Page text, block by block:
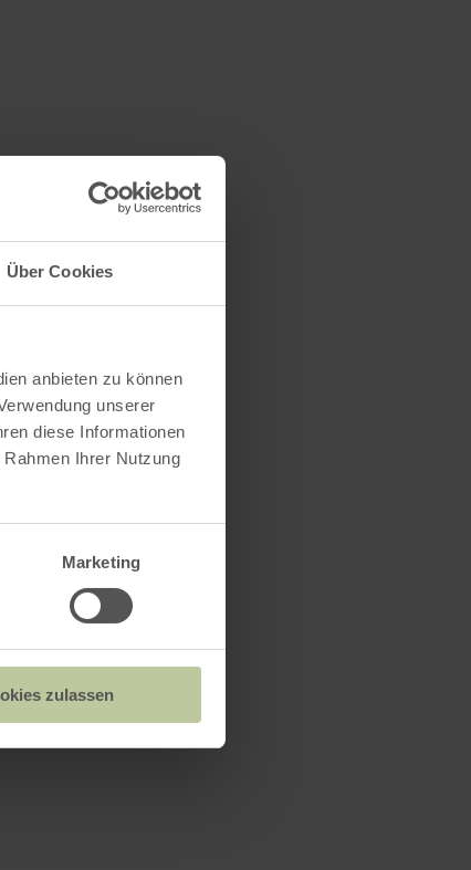
Über Cookies
anbieten zu können
unserer
diese Informationen
Ihrer Nutzung
Marketing
zulassen